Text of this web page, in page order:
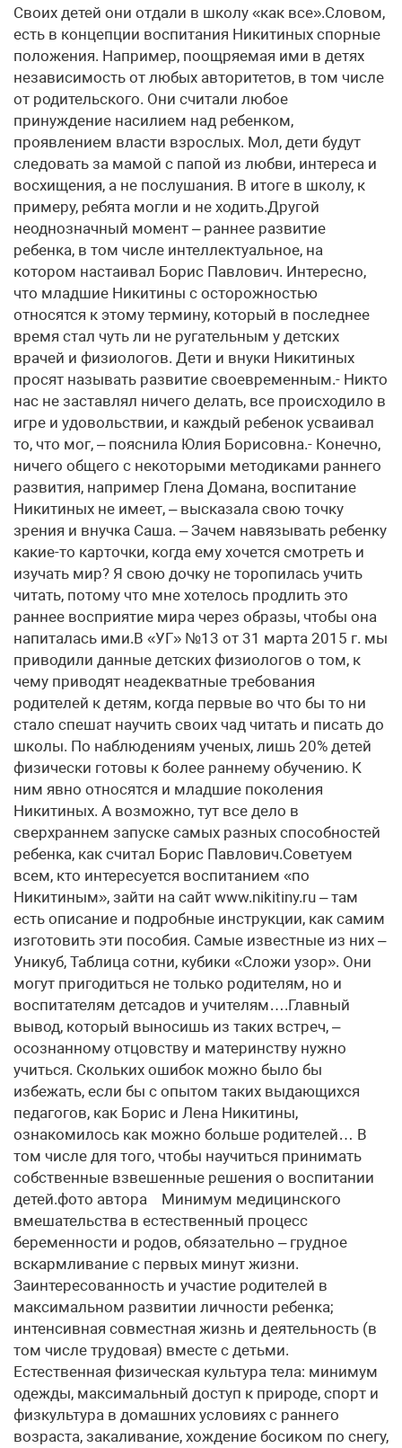
Своих детей они отдали в школу «как все».Словом,
есть в концепции воспитания Никитиных спорные
положения. Например, поощряемая ими в детях
независимость от любых авторитетов, в том числе
от родительского. Они считали любое
принуждение насилием над ребенком,
проявлением власти взрослых. Мол, дети будут
следовать за мамой с папой из любви, интереса и
восхищения, а не послушания. В итоге в школу, к
примеру, ребята могли и не ходить.Другой
неоднозначный момент – раннее развитие
ребенка, в том числе интеллектуальное, на
котором настаивал Борис Павлович. Интересно,
что младшие Никитины с осторожностью
относятся к этому термину, который в последнее
время стал чуть ли не ругательным у детских
врачей и физиологов. Дети и внуки Никитиных
просят называть развитие своевременным.- Никто
нас не заставлял ничего делать, все происходило в
игре и удовольствии, и каждый ребенок усваивал
то, что мог, – пояснила Юлия Борисовна.- Конечно,
ничего общего с некоторыми методиками раннего
развития, например Глена Домана, воспитание
Никитиных не имеет, – высказала свою точку
зрения и внучка Саша. – Зачем навязывать ребенку
какие-то карточки, когда ему хочется смотреть и
изучать мир? Я свою дочку не торопилась учить
читать, потому что мне хотелось продлить это
раннее восприятие мира через образы, чтобы она
напиталась ими.В «УГ» №13 от 31 марта 2015 г. мы
приводили данные детских физиологов о том, к
чему приводят неадекватные требования
родителей к детям, когда первые во что бы то ни
стало спешат научить своих чад читать и писать до
школы. По наблюдениям ученых, лишь 20% детей
физически готовы к более раннему обучению. К
ним явно относятся и младшие поколения
Никитиных. А возможно, тут все дело в
сверхраннем запуске самых разных способностей
ребенка, как считал Борис Павлович.Советуем
всем, кто интересуется воспитанием «по
Никитиным», зайти на сайт www.nikitiny.ru – там
есть описание и подробные инструкции, как самим
изготовить эти пособия. Самые известные из них –
Уникуб, Таблица сотни, кубики «Сложи узор». Они
могут пригодиться не только родителям, но и
воспитателям детсадов и учителям….Главный
вывод, который выносишь из таких встреч, –
осознанному отцовству и материнству нужно
учиться. Скольких ошибок можно было бы
избежать, если бы с опытом таких выдающихся
педагогов, как Борис и Лена Никитины,
ознакомилось как можно больше родителей… В
том числе для того, чтобы научиться принимать
собственные взвешенные решения о воспитании
детей.фото автора Минимум медицинского
вмешательства в естественный процесс
беременности и родов, обязательно – грудное
вскармливание с первых минут жизни.
Заинтересованность и участие родителей в
максимальном развитии личности ребенка;
интенсивная совместная жизнь и деятельность (в
том числе трудовая) вместе с детьми.
Естественная физическая культура тела: минимум
одежды, максимальный доступ к природе, спорт и
физкультура в домашних условиях с раннего
возраста, закаливание, хождение босиком по снегу,